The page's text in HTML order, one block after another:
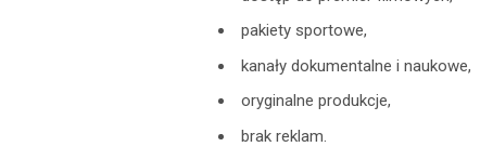
pakiety sportowe,
kanały dokumentalne i naukowe,
oryginalne produkcje,
brak reklam.